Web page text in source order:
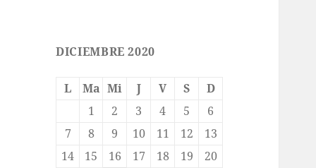
DICIEMBRE 2020
L Ma Mi J V S
D
1
2 3 4 5
6
7
8 9 10 11 12
13
14
15 16 17 18 19
20